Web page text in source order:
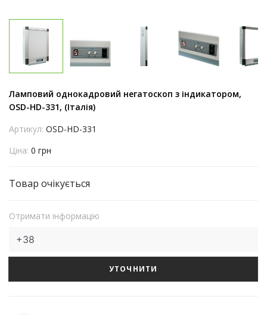
Ламповий однокадровий негатоскоп з індикатором,
OSD-HD-331, (Італія)
Артикул: OSD-HD-331
Ціна: 0 грн
Товар очікується
Отримати інформацію
УТОЧНИТИ